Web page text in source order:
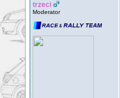
trzeci
Moderator